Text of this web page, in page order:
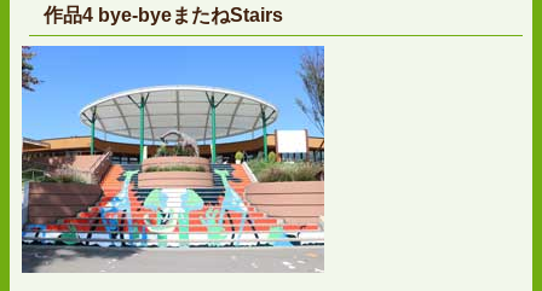
作品4 bye-byeまたねStairs